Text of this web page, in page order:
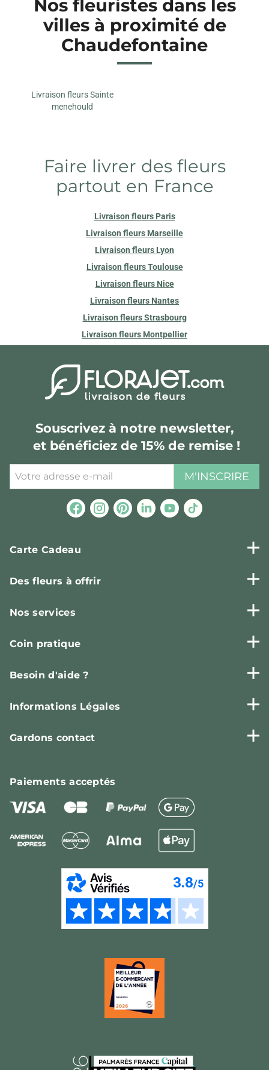
Nos fleuristes dans les
villes à proximité de
Chaudefontaine
Livraison fleurs Sainte
menehould
Faire livrer des fleurs
partout en France
Livraison fleurs Paris
Livraison fleurs Marseille
Livraison fleurs Lyon
Livraison fleurs Toulouse
Livraison fleurs Nice
Livraison fleurs Nantes
Livraison fleurs Strasbourg
Livraison fleurs Montpellier
Souscrivez à notre newsletter,
et bénéficiez de 15% de remise !
M'INSCRIRE
Carte Cadeau
Des fleurs à offrir
Nos services
Coin pratique
Besoin d'aide ?
Informations Légales
Gardons contact
Paiementsacceptés